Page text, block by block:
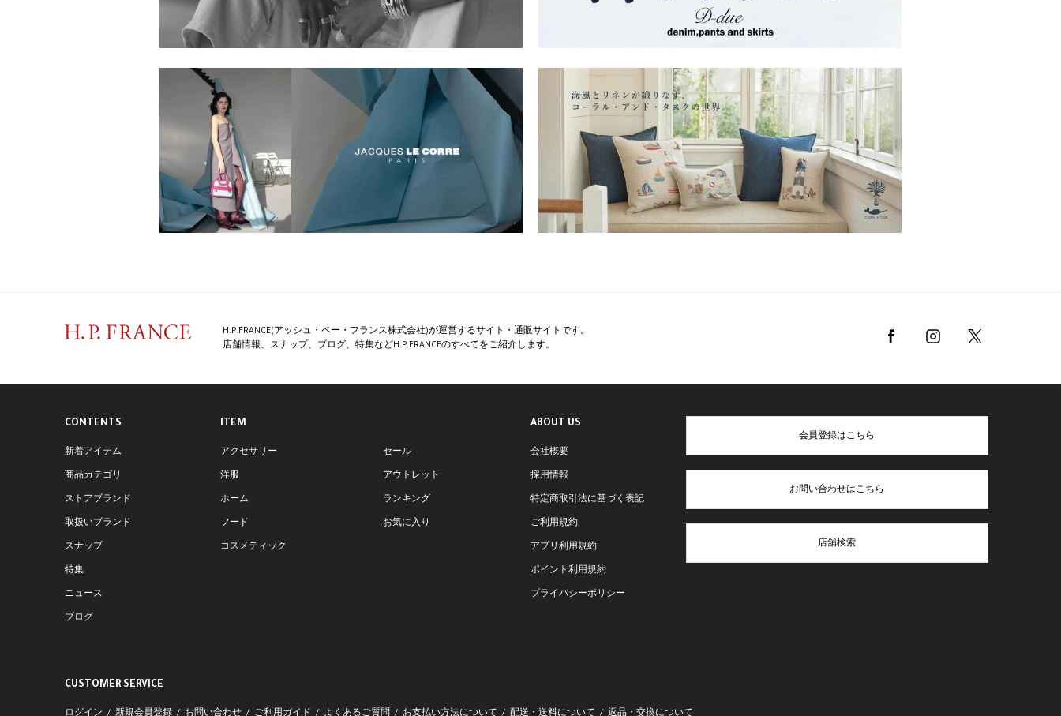
H.P.FRANCE(アッシュ・ペー・フランス株式会社)が運営するサイト・通販サイトです。
店舗情報、スナップ、ブログ、特集などH.P.FRANCEのすべてをご紹介します。
CONTENTS
新着アイテム
商品カテゴリ
ストアブランド
取扱いブランド
スナップ
特集
ニュース
ブログ
ITEM
アクセサリー
洋服
ホーム
フード
コスメティック
セール
アウトレット
ランキング
お気に入り
ABOUT US
会社概要
採用情報
特定商取引法に基づく表記
ご利用規約
アプリ利用規約
ポイント利用規約
プライバシーポリシー
会員登録はこちら
お問い合わせはこちら
店舗検索
CUSTOMER SERVICE
ログイン 新規会員登録 お問い合わせ ご利用ガイド よくあるご質問 お支払い方法について 配送・送料について 返品・交換について